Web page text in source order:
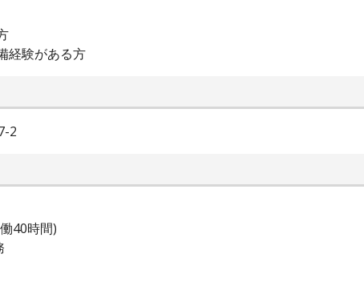
経験がある方
2
40時間)